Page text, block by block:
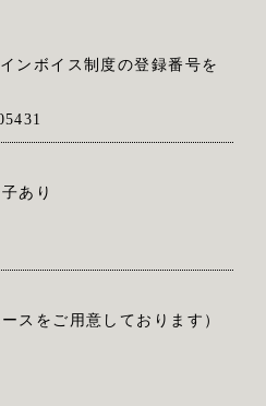
ンボイス制度の登録番号を
あり
スをご用意しております）